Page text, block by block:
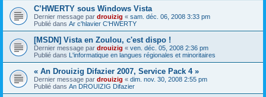
C’HWERTY sous Windows Vista
Dernier message par drouizig « sam. déc. 06, 2008 3:33 pm
Publié dans Ar c'hlavier C'HWERTY
[MSDN] Vista en Zoulou, c'est dispo !
Dernier message par drouizig « ven. déc. 05, 2008 2:36 pm
Publié dans L'informatique en langues régionales et minoritaires
« An Drouizig Difazier 2007, Service Pack 4 »
Dernier message par drouizig « dim. nov. 30, 2008 2:55 pm
Publié dans An DROUIZIG Difazier